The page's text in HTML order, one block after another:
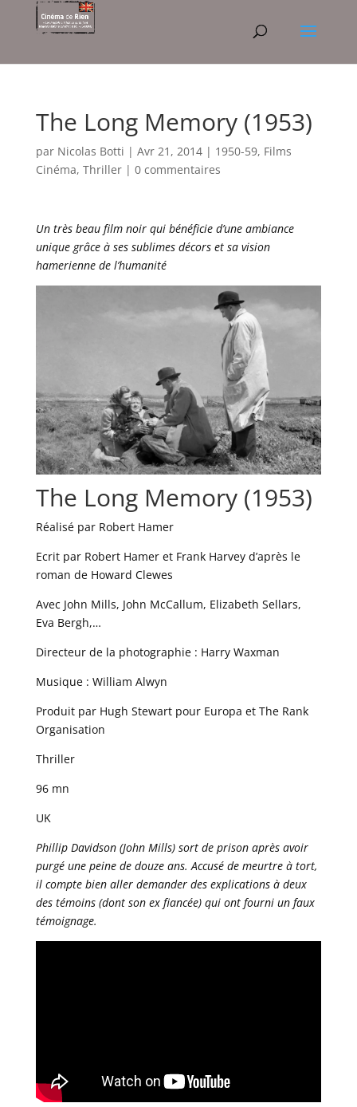
The Long Memory (1953)
par Nicolas Botti | Avr 21, 2014| 1950-59, Films
Cinéma, Thriller| 0 commentaires
Un très beau film noir qui bénéficie d’une ambiance
unique grâce à ses sublimes décors et sa vision
hamerienne de l’humanité
The Long Memory (1953)
Réalisé par Robert Hamer
Ecrit par Robert Hamer et Frank Harvey d’après le
roman de Howard Clewes
Avec John Mills, John McCallum, Elizabeth Sellars,
Eva Bergh,…
Directeur de la photographie : Harry Waxman
Musique : William Alwyn
Produit par Hugh Stewart pour Europa et The Rank
Organisation
Thriller
96 mn
UK
Phillip Davidson (John Mills) sort de prison après avoir
purgé une peine de douze ans. Accusé de meurtre à tort,
il compte bien aller demander des explications à deux
des témoins (dont son ex fiancée) qui ont fourni un faux
témoignage.